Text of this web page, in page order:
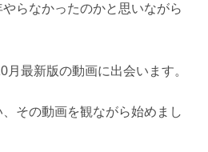
らなかったのかと思いながら
最新版の動画に出会います。
その動画を観ながら始めまし